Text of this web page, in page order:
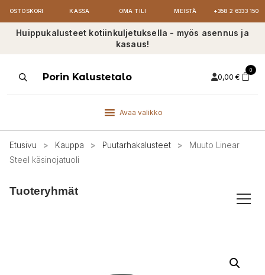
OSTOSKORI KASSA OMA TILI MEISTÄ +358 2 6333 150
Huippukalusteet kotiinkuljetuksella - myös asennus ja
kasaus!
ProductsPorin Kalustetalo 0,00 €
0
Avaa valikko
Etusivu > Kauppa > Puutarhakalusteet >
Muuto Linear
Steel käsinojatuoli
Tuoteryhmät